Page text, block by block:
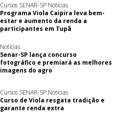
Cursos SENAR-SP Notícias
Programa Viola Caipira leva bem-
estar e aumento da renda a
participantes em Tupã
Notícias
Senar-SP lança concurso
fotográfico e premiará as melhores
imagens do agro
Cursos SENAR-SP Notícias
Curso de Viola resgata tradição e
garante renda extra